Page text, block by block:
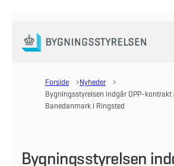
Gå til forsiden
Forside
Nyheder
Bygningsstyrelsen indgår OPP-
Banedanmark i Ringsted
Bygningsstyrelsen